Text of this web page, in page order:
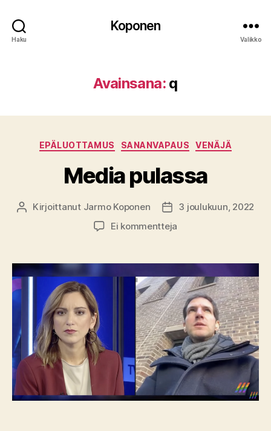
Haku
Koponen
Valikko
Avainsana: q
Kategoriat
EPÄLUOTTAMUS SANANVAPAUS VENÄJÄ
Media pulassa
Kirjoittaja
Kirjoittanut Jarmo Koponen Julkaisupäivämäärä
3 joulukuun, 2022
Ei kommentteja